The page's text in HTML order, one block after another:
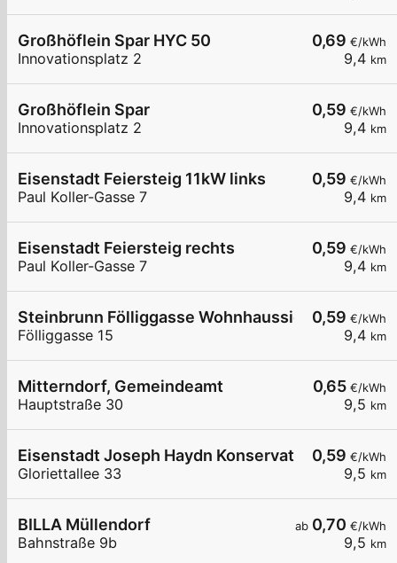
0,69 €/kWh
9,4 km
Großhöflein Spar HYC 50
Innovationsplatz 2
0,59 €/kWh
9,4 km
Großhöflein Spar
Innovationsplatz 2
0,59 €/kWh
9,4 km
Eisenstadt Feiersteig 11kW links
Paul Koller-Gasse 7
0,59 €/kWh
9,4 km
Eisenstadt Feiersteig rechts
Paul Koller-Gasse 7
0,59 €/kWh
9,4 km
Steinbrunn Fölliggasse Wohnhaussiedlung
Fölliggasse 15
0,65 €/kWh
9,5 km
Mitterndorf, Gemeindeamt
Hauptstraße 30
0,59 €/kWh
9,5 km
Eisenstadt Joseph Haydn Konservatorium
Gloriettallee 33
ab 0,70 €/kWh
9,5 km
BILLA Müllendorf
Bahnstraße 9b